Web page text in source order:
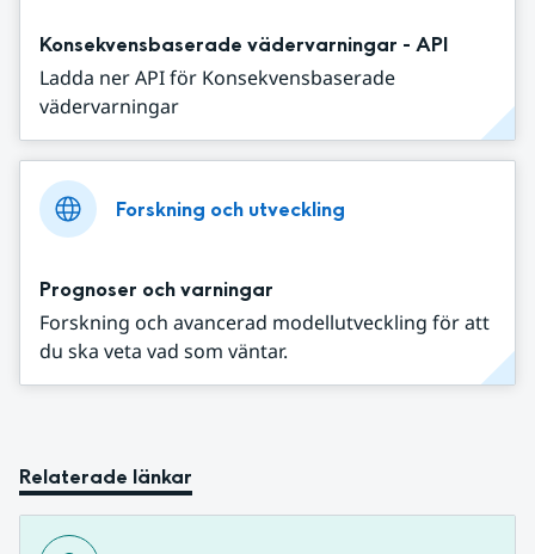
Konsekvensbaserade vädervarningar - API
Ladda ner API för Konsekvensbaserade
vädervarningar
Forskning och utveckling
Prognoser och varningar
Forskning och avancerad modellutveckling för att
du ska veta vad som väntar.
Relaterade länkar